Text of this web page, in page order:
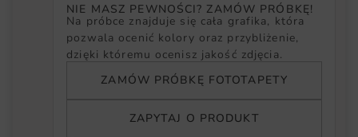
NIE MASZ PEWNOŚCI? ZAMÓW PRÓBKĘ!
Na próbce znajduje się cała grafika, która
pozwala ocenić kolory oraz przybliżenie,
dzięki któremu ocenisz jakość zdjęcia.
ZAMÓW PRÓBKĘ FOTOTAPETY
ZAPYTAJ O PRODUKT